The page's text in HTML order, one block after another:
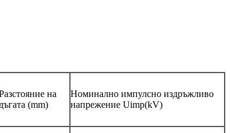
на
дъгата (mm)
Номинално импулсно издръжливо
напрежение Uimp(kV)